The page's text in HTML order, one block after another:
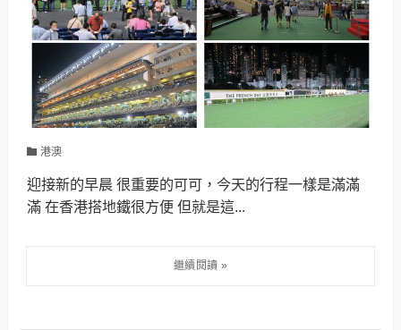
港澳
迎接新的早晨 很重要的可可，今天的行程一樣是滿滿
滿 在香港搭地鐵很方便 但就是這...